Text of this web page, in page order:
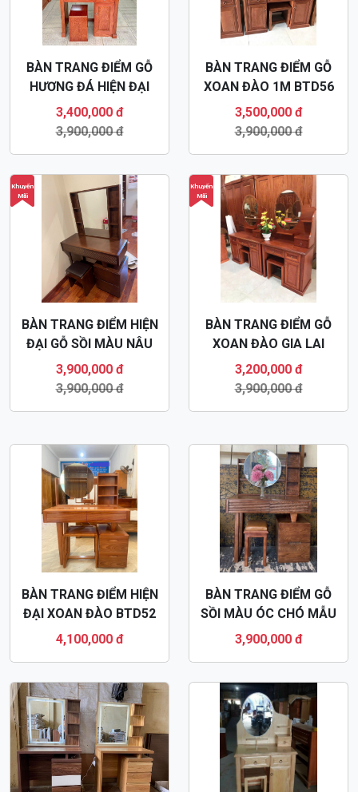
BÀN TRANG ĐIỂM GỖ
HƯƠNG ĐÁ HIỆN ĐẠI
BTD58
3,400,000 đ
3,900,000 đ
BÀN TRANG ĐIỂM GỖ
XOAN ĐÀO 1M BTD56
3,500,000 đ
3,900,000 đ
Khuyến
Mãi
BÀN TRANG ĐIỂM HIỆN
ĐẠI GỖ SỒI MÀU NÂU
ÓC CHÓ BTD55
3,900,000 đ
3,900,000 đ
Khuyến
Mãi
BÀN TRANG ĐIỂM GỖ
XOAN ĐÀO GIA LAI
BTD57
3,200,000 đ
3,900,000 đ
BÀN TRANG ĐIỂM HIỆN
ĐẠI XOAN ĐÀO BTD52
4,100,000 đ
BÀN TRANG ĐIỂM GỖ
SỒI MÀU ÓC CHÓ MẪU
HIỆN ĐẠI BTD51
3,900,000 đ